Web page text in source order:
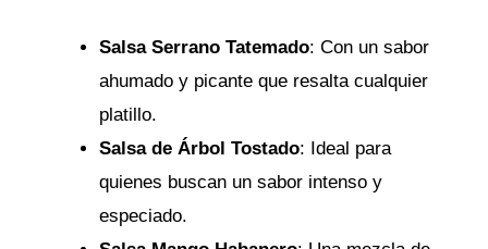
Salsa Serrano Tatemado: Con un sabor
ahumado y picante que resalta cualquier
platillo.
Salsa de Árbol Tostado: Ideal para
quienes buscan un sabor intenso y
especiado.